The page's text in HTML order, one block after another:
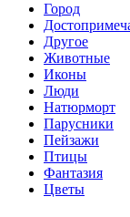
Город
Другое
Животные
Иконы
Люди
Натюрморт
Парусники
Пейзажи
Птицы
Фантазия
Цветы